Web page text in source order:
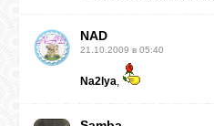
NAD
21.10.2009 в 05:40
Na2lya,